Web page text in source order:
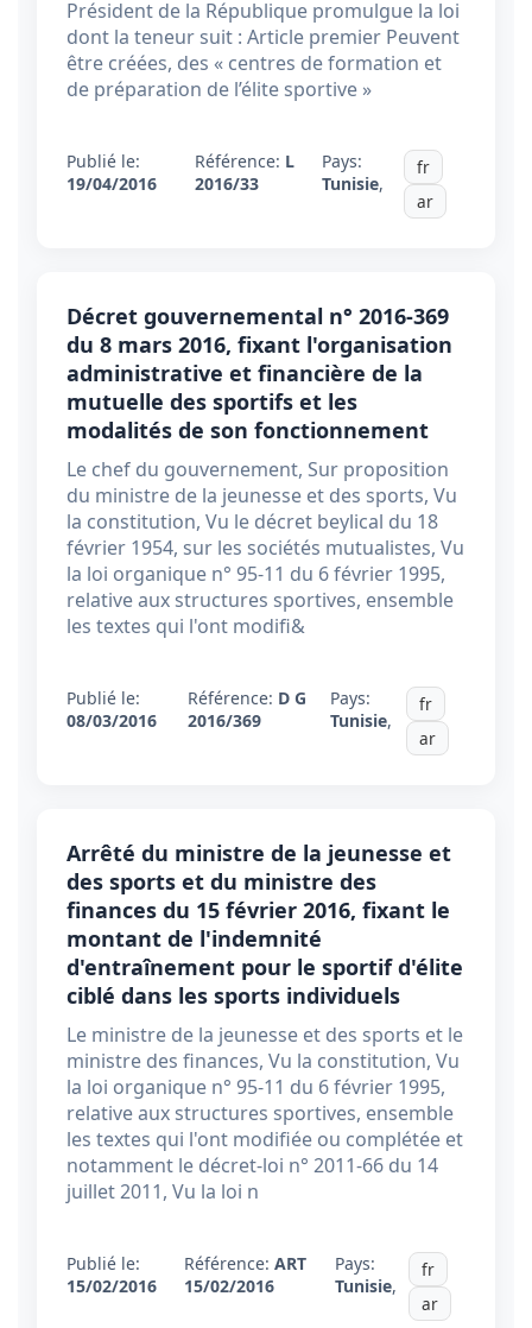
Président de la République promulgue la loi
dont la teneur suit : Article premier Peuvent
être créées, des « centres de formation et
de préparation de l’élite sportive »
Publié le:
19/04/2016
Référence: L
2016/33
Pays:
Tunisie,
fr
ar
Décret gouvernemental n° 2016-369
du 8 mars 2016, fixant l'organisation
administrative et financière de la
mutuelle des sportifs et les
modalités de son fonctionnement
Le chef du gouvernement, Sur proposition
du ministre de la jeunesse et des sports, Vu
la constitution, Vu le décret beylical du 18
février 1954, sur les sociétés mutualistes, Vu
la loi organique n° 95-11 du 6 février 1995,
relative aux structures sportives, ensemble
les textes qui l'ont modifi&
Publié le:
08/03/2016
Référence: D G
2016/369
Pays:
Tunisie,
fr
ar
Arrêté du ministre de la jeunesse et
des sports et du ministre des
finances du 15 février 2016, fixant le
montant de l'indemnité
d'entraînement pour le sportif d'élite
ciblé dans les sports individuels
Le ministre de la jeunesse et des sports et le
ministre des finances, Vu la constitution, Vu
la loi organique n° 95-11 du 6 février 1995,
relative aux structures sportives, ensemble
les textes qui l'ont modifiée ou complétée et
notamment le décret-loi n° 2011-66 du 14
juillet 2011, Vu la loi n
Publié le:
15/02/2016
Référence: ART
15/02/2016
Pays:
Tunisie,
fr
ar